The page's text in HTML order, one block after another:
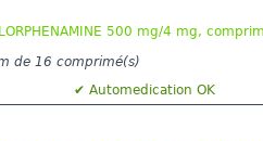
500 mg/4 mg,
de 16 comprimé(s)
✔ Automedication OK